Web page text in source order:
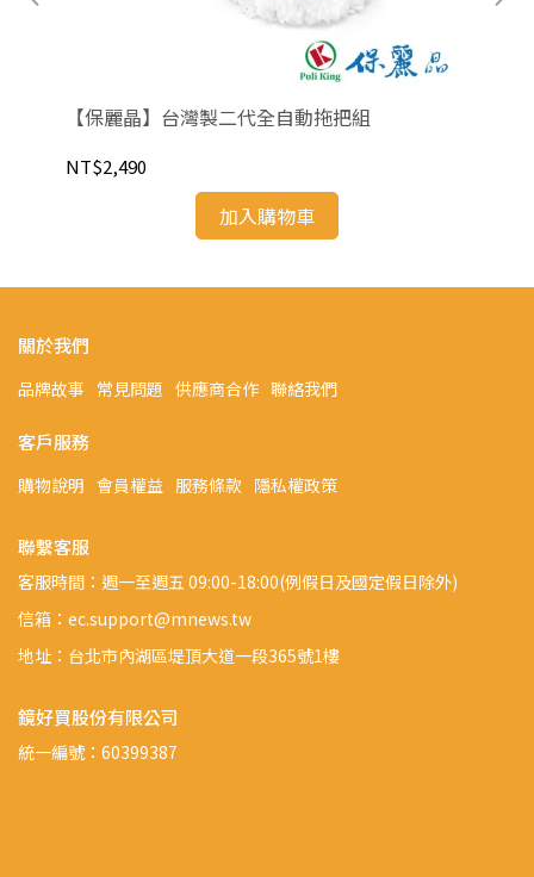
【保麗晶】台灣製二代全自動拖把組
NT$2,490
加入購物車
關於我們
品牌故事 常見問題 供應商合作 聯絡我們
客戶服務
購物說明 會員權益 服務條款 隱私權政策
聯繫客服
客服時間：週一至週五 09:00-18:00(例假日及國定假日除外)
信箱：ec.support@mnews.tw
地址：台北市內湖區堤頂大道一段365號1樓
鏡好買股份有限公司
統一編號：60399387